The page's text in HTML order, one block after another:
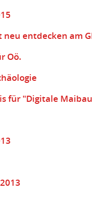
neu entdecken am
Oö.
für "Digitale